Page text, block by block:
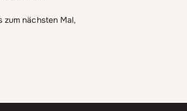
zum nächsten Mal,